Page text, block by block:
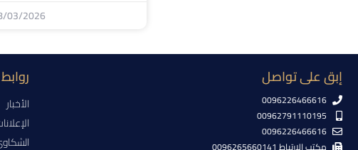
03/2026
إبق على تواصل
0096226466616
00962791110195
0096226466616
مكتب الإرتباط 0096265660141
الأخبار